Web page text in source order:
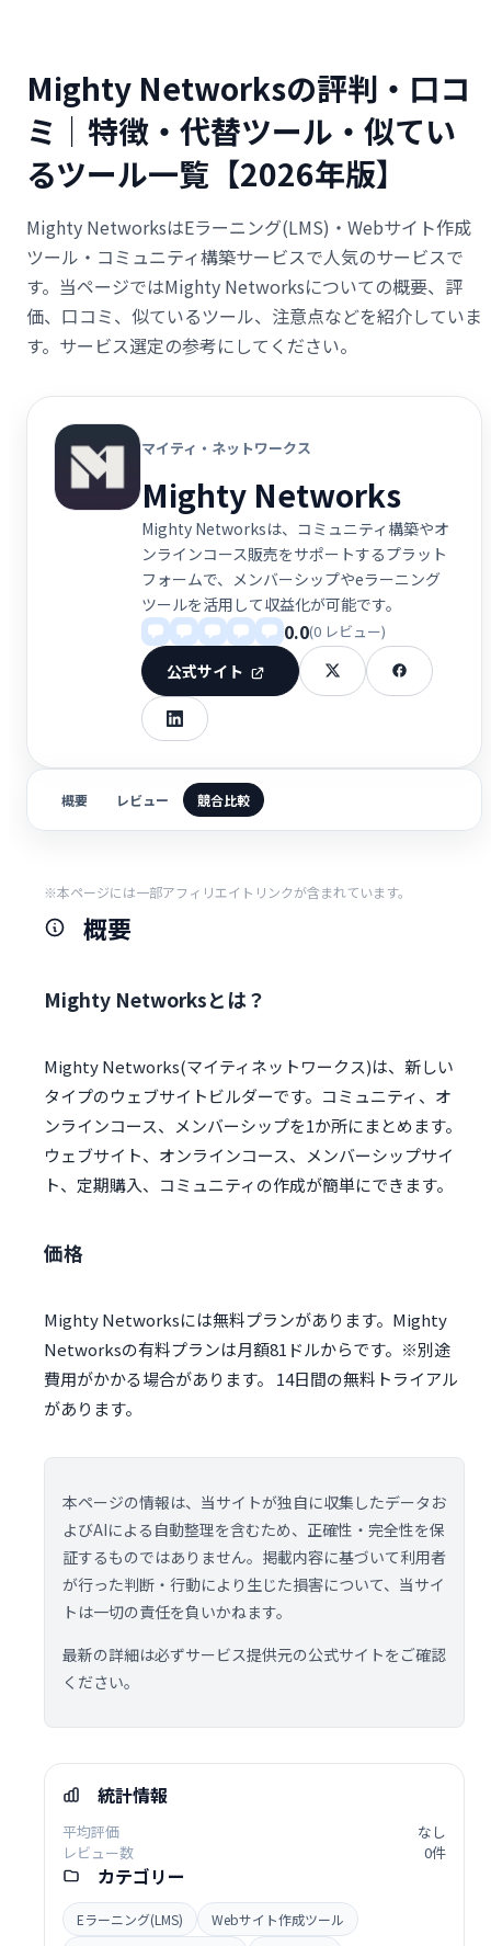
Mighty Networksの評判・口コ
ミ｜特徴・代替ツール・似てい
るツール一覧【2026年版】
Mighty NetworksはEラーニング(LMS)・Webサイト作成
ツール・コミュニティ構築サービスで人気のサービスで
す。当ページではMighty Networksについての概要、評
価、口コミ、似ているツール、注意点などを紹介していま
す。サービス選定の参考にしてください。
マイティ・ネットワークス
Mighty Networks
Mighty Networksは、コミュニティ構築やオ
ンラインコース販売をサポートするプラット
フォームで、メンバーシップやeラーニング
ツールを活用して収益化が可能です。
0.0(0 レビュー)
公式サイト
概要 レビュー 競合比較
※本ページには一部アフィリエイトリンクが含まれています。
概要
Mighty Networksとは？
Mighty Networks(マイティネットワークス)は、新しい
タイプのウェブサイトビルダーです。コミュニティ、オ
ンラインコース、メンバーシップを1か所にまとめます。
ウェブサイト、オンラインコース、メンバーシップサイ
ト、定期購入、コミュニティの作成が簡単にできます。
価格
Mighty Networksには無料プランがあります。Mighty
Networksの有料プランは月額81ドルからです。※別途
費用がかかる場合があります。 14日間の無料トライアル
があります。
本ページの情報は、当サイトが独自に収集したデータお
よびAIによる自動整理を含むため、正確性・完全性を保
証するものではありません。掲載内容に基づいて利用者
が行った判断・行動により生じた損害について、当サイ
トは一切の責任を負いかねます。
最新の詳細は必ずサービス提供元の公式サイトをご確認
ください。
統計情報
平均評価
なし
レビュー数
0件
カテゴリー
Eラーニング(LMS)
Webサイト作成ツール